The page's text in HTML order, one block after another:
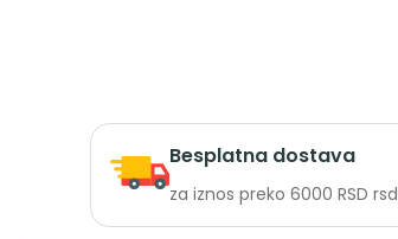
Besplatna dostava
za iznos preko 6000 RSD rsd